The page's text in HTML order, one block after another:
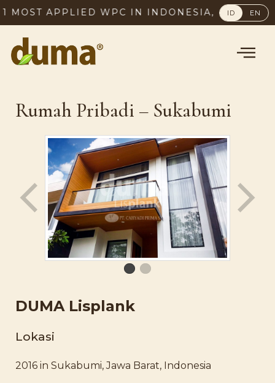
APPLIED WPC IN INDONESIA, SINCE 2003
ID EN
Rumah Pribadi – Sukabumi
DUMA Lisplank
Lokasi
2016 in Sukabumi, Jawa Barat, Indonesia